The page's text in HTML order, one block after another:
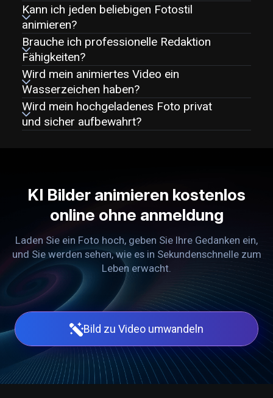
Kann ich jeden beliebigen Fotostil
animieren?
Brauche ich professionelle Redaktion
Fähigkeiten?
Wird mein animiertes Video ein
Wasserzeichen haben?
Wird mein hochgeladenes Foto privat
und sicher aufbewahrt?
KI Bilder animieren kostenlos
online ohne anmeldung
Laden Sie ein Foto hoch, geben Sie Ihre Gedanken ein,
und Sie werden sehen, wie es in Sekundenschnelle zum
Leben erwacht.
Bild zu Video umwandeln